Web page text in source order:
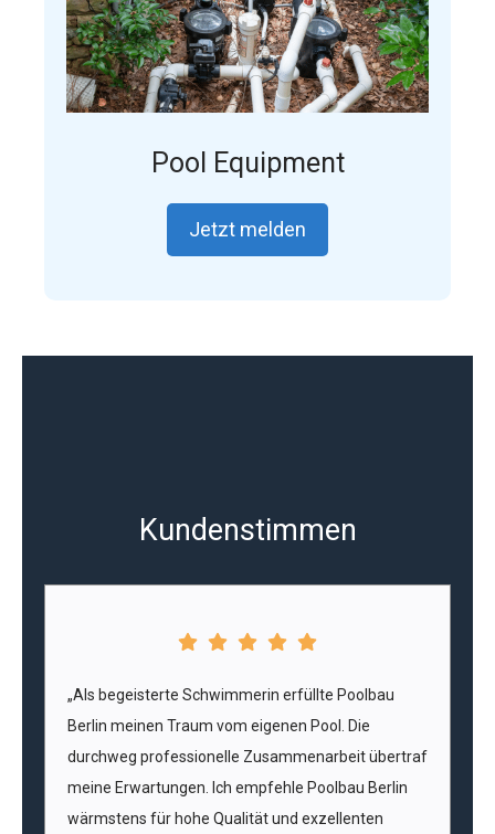
Pool Equipment
Jetzt melden
Kundenstimmen
„Als begeisterte Schwimmerin erfüllte Poolbau
Berlin meinen Traum vom eigenen Pool. Die
durchweg professionelle Zusammenarbeit übertraf
meine Erwartungen. Ich empfehle Poolbau Berlin
wärmstens für hohe Qualität und exzellenten